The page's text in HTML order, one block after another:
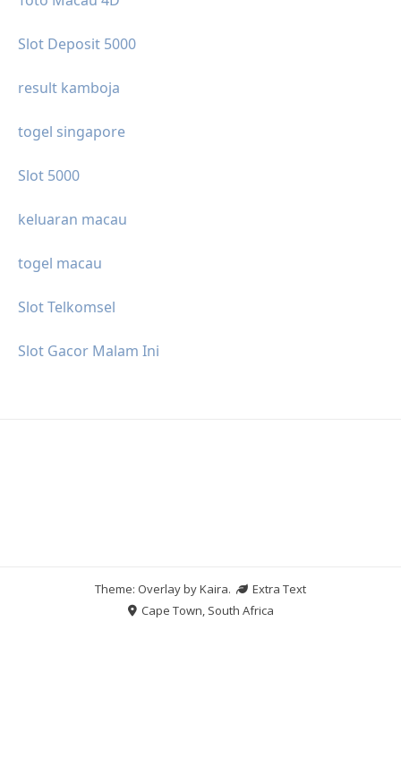
Slot Deposit 5000
result kamboja
togel singapore
Slot 5000
keluaran macau
togel macau
Slot Telkomsel
Slot Gacor Malam Ini
Theme: Overlay byKaira.
Extra Text
Cape Town, South Africa